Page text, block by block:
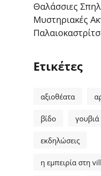
Θαλάσσιες
Μυστηριακές
Ετικέτες
αξιοθέατα
βίδο γουβιά
εκδηλώσεις
η εμπειρία στη